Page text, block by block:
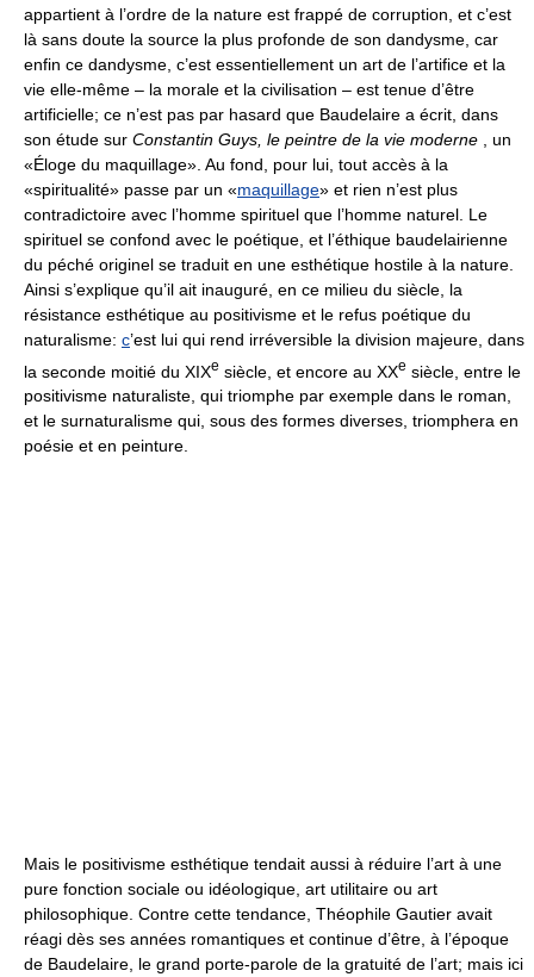
appartient à l’ordre de la nature est frappé de corruption, et c’est
là sans doute la source la plus profonde de son dandysme, car
enfin ce dandysme, c’est essentiellement un art de l’artifice et la
vie elle-même – la morale et la civilisation – est tenue d’être
artificielle; ce n’est pas par hasard que Baudelaire a écrit, dans
son étude sur Constantin Guys, le peintre de la vie moderne , un
«Éloge du maquillage». Au fond, pour lui, tout accès à la
«spiritualité» passe par un «maquillage» et rien n’est plus
contradictoire avec l’homme spirituel que l’homme naturel. Le
spirituel se confond avec le poétique, et l’éthique baudelairienne
du péché originel se traduit en une esthétique hostile à la nature.
Ainsi s’explique qu’il ait inauguré, en ce milieu du siècle, la
résistance esthétique au positivisme et le refus poétique du
naturalisme: c’est lui qui rend irréversible la division majeure, dans
la seconde moitié du XIXe siècle, et encore au XXe siècle, entre le
positivisme naturaliste, qui triomphe par exemple dans le roman,
et le surnaturalisme qui, sous des formes diverses, triomphera en
poésie et en peinture.
Mais le positivisme esthétique tendait aussi à réduire l’art à une
pure fonction sociale ou idéologique, art utilitaire ou art
philosophique. Contre cette tendance, Théophile Gautier avait
réagi dès ses années romantiques et continue d’être, à l’époque
de Baudelaire, le grand porte-parole de la gratuité de l’art; mais ici